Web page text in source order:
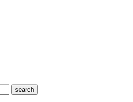
search